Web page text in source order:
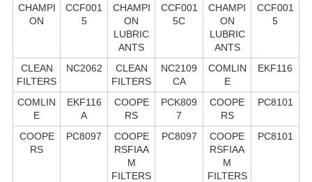
CHAMPI
ON
CCF001
5
CHAMPI
ON
LUBRIC
ANTS
CCF001
5C
CHAMPI
ON
LUBRIC
ANTS
CCF001
5
CLEAN
FILTERS
NC2062
CLEAN
FILTERS
NC2109
CA
COMLIN
E
EKF116
COMLIN
E
EKF116
A
COOPE
RS
PCK809
7
COOPE
RS
PC8101
COOPE
RS
PC8097
COOPE
RSFIAA
M
FILTERS
PC8097
COOPE
RSFIAA
M
FILTERS
PC8101